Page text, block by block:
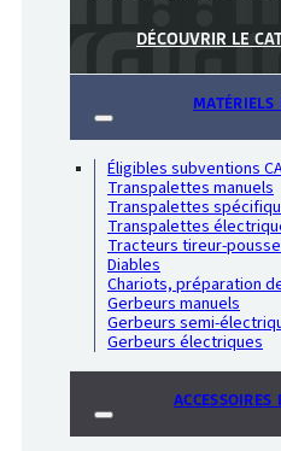
DÉCOUVRIR LE
Éligibles subventions
Transpalettes manuels
Transpalettes
Transpalettes
Tracteurs tireur-
Diables
Chariots, préparation
Gerbeurs manuels
Gerbeurs semi-
Gerbeurs électriques
ACCESSOIRES